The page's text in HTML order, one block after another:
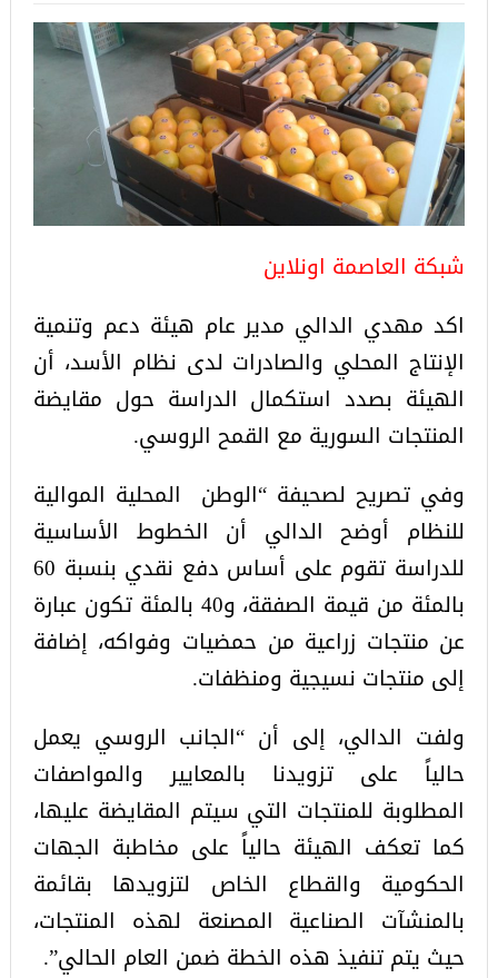
شبكة العاصمة اونلاين
اكد مهدي الدالي مدير عام هيئة دعم وتنمية
الإنتاج المحلي والصادرات لدى نظام الأسد، أن
الهيئة بصدد استكمال الدراسة حول مقايضة
المنتجات السورية مع القمح الروسي.
وفي تصريح لصحيفة “الوطن المحلية الموالية
للنظام أوضح الدالي أن الخطوط الأساسية
للدراسة تقوم على أساس دفع نقدي بنسبة 60
بالمئة من قيمة الصفقة، و40 بالمئة تكون عبارة
عن منتجات زراعية من حمضيات وفواكه، إضافة
إلى منتجات نسيجية ومنظفات.
ولفت الدالي، إلى أن “الجانب الروسي يعمل
حالياً على تزويدنا بالمعايير والمواصفات
المطلوبة للمنتجات التي سيتم المقايضة عليها،
كما تعكف الهيئة حالياً على مخاطبة الجهات
الحكومية والقطاع الخاص لتزويدها بقائمة
بالمنشآت الصناعية المصنعة لهذه المنتجات،
حيث يتم تنفيذ هذه الخطة ضمن العام الحالي”.